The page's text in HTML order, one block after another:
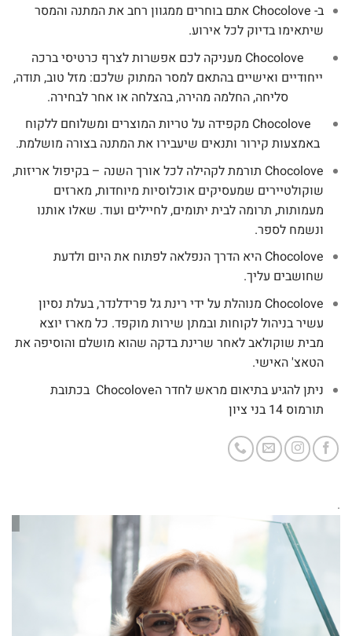
ב- Chocolove אתם בוחרים ממגוון רחב את המתנה והמסר
שיתאימו בדיוק לכל אירוע.
Chocolove מעניקה לכם אפשרות לצרף כרטיסי ברכה
ייחודיים ואישיים בהתאם למסר המתוק שלכם: מזל טוב, תודה,
סליחה, החלמה מהירה, בהצלחה או אחר לבחירה.
Chocolove מקפידה על טריות המוצרים ומשלוחם ללקוח
באמצעות קירור ותנאים שיעבירו את המתנה בצורה מושלמת.
Chocolove תורמת לקהילה לכל אורך השנה – בקיפול אריזות,
שוקולטיירים שמעסיקים אוכלוסיות מיוחדות, מארזים
מעמותות, תרומה לבית יתומים, לחיילים ועוד. שאלו אותנו
ונשמח לספר.
Chocolove היא הדרך הנפלאה לפתוח את היום ולדעת
שחושבים עליך.
Chocolove מנוהלת על ידי רינת גל פרידלנדר, בעלת נסיון
עשיר בניהול לקוחות ובמתן שירות מוקפד. כל מארז יוצא
מבית שוקולאב לאחר שרינת בדקה שהוא מושלם והוסיפה את
הטאצ' האישי.
ניתן להגיע בתיאום מראש לחדר הChocolove בכתובת
תורמוס 14 בני ציון
.